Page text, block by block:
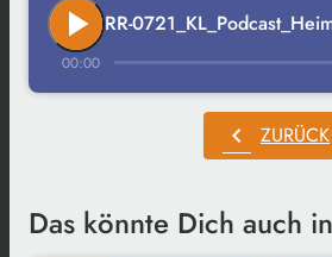
play_arrow RR-
00:00
chevron_left ZURÜCK
Das könnte Dich auch